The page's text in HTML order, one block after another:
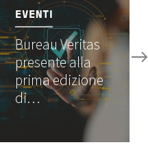
EVENTI
Bureau Veritas
presente alla
prima edizione
di…